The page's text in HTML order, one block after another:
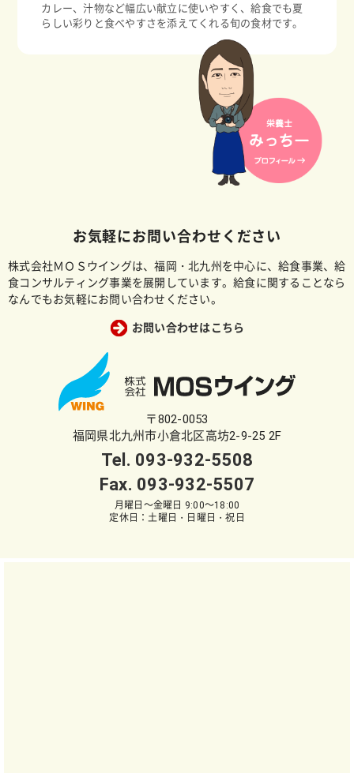
カレー、汁物など幅広い献立に使いやすく、給食でも夏
らしい彩りと食べやすさを添えてくれる旬の食材です。
お気軽にお問い合わせください
株式会社ＭＯＳウイングは、福岡・北九州を中心に、給食事業、給
食コンサルティング事業を展開しています。給食に関することなら
なんでもお気軽にお問い合わせください。
お問い合わせはこちら
〒802-0053
福岡県北九州市小倉北区高坊2-9-25 2F
Tel. 093-932-5508
Fax. 093-932-5507
月曜日～金曜日 9:00～18:00
定休日：土曜日・日曜日・祝日